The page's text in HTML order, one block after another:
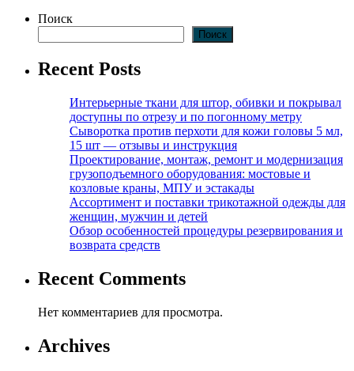
Поиск
Поиск
Recent Posts
Интерьерные ткани для штор, обивки и покрывал
доступны по отрезу и по погонному метру
Сыворотка против перхоти для кожи головы 5 мл,
15 шт — отзывы и инструкция
Проектирование, монтаж, ремонт и модернизация
грузоподъемного оборудования: мостовые и
козловые краны, МПУ и эстакады
Ассортимент и поставки трикотажной одежды для
женщин, мужчин и детей
Обзор особенностей процедуры резервирования и
возврата средств
Recent Comments
Нет комментариев для просмотра.
Archives